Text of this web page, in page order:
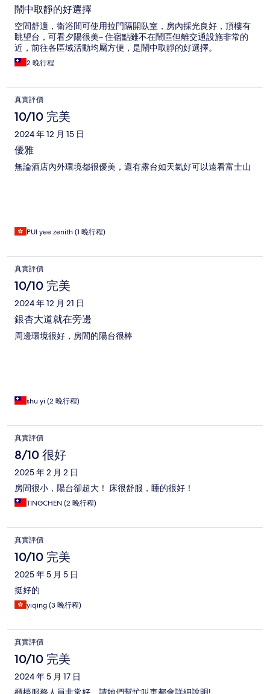
鬧中取靜的好選擇
空間舒適，衛浴間可使用拉門隔開臥室，房內採光良好，頂樓有
眺望台，可看夕陽很美~ 住宿點雖不在鬧區但離交通設施非常的
近，前往各區域活動均屬方便，是鬧中取靜的好選擇。
2 晚行程
真實評價
10/10 完美
2024 年 12 月 15 日
優雅
無論酒店內外環境都很優美，還有露台如天氣好可以遠看富士山
PUI yee zenith (1 晚行程)
真實評價
10/10 完美
2024 年 12 月 21 日
銀杏大道就在旁邊
周邊環境很好，房間的陽台很棒
shu yi (2 晚行程)
真實評價
8/10 很好
2025 年 2 月 2 日
房間很小，陽台卻超大！ 床很舒服，睡的很好！
TINGCHEN (2 晚行程)
真實評價
10/10 完美
2025 年 5 月 5 日
挺好的
yiqing (3 晚行程)
真實評價
10/10 完美
2024 年 5 月 17 日